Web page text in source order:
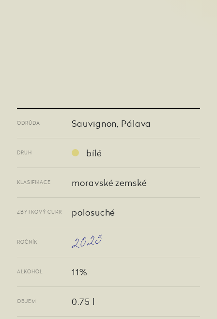
ODRŮDA Sauvignon, Pálava
DRUH bílé
KLASIFIKACE moravské zemské
ZBYTKOVÝ CUKR polosuché
ROČNÍK 2025
ALKOHOL 11%
OBJEM 0.75 l